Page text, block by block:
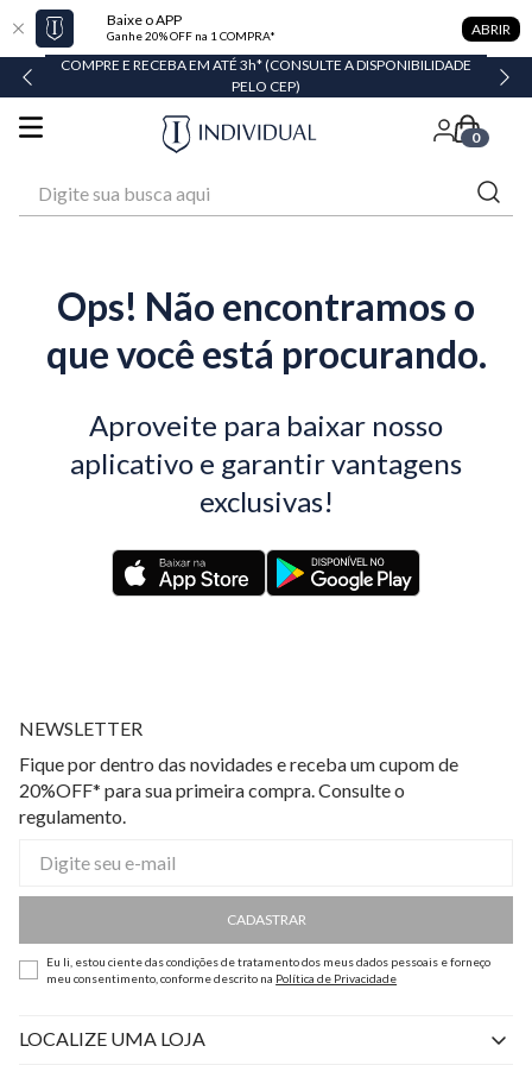
Baixe o APP
Ganhe 20% OFF na 1 COMPRA* ABRIR
COMPRE E RECEBA EM ATÉ 3h* (CONSULTE A DISPONIBILIDADE
PELO CEP)
0
Ops! Não encontramos o
que você está procurando.
Aproveite para baixar nosso
aplicativo e garantir vantagens
exclusivas!
NEWSLETTER
Fique por dentro das novidades e receba um cupom de
20%OFF* para sua primeira compra. Consulte o
regulamento.
CADASTRAR
Eu li, estou ciente das condições de tratamento dos meus dados pessoais e forneço
meu consentimento, conforme descrito na Política de Privacidade
LOCALIZE UMA LOJA